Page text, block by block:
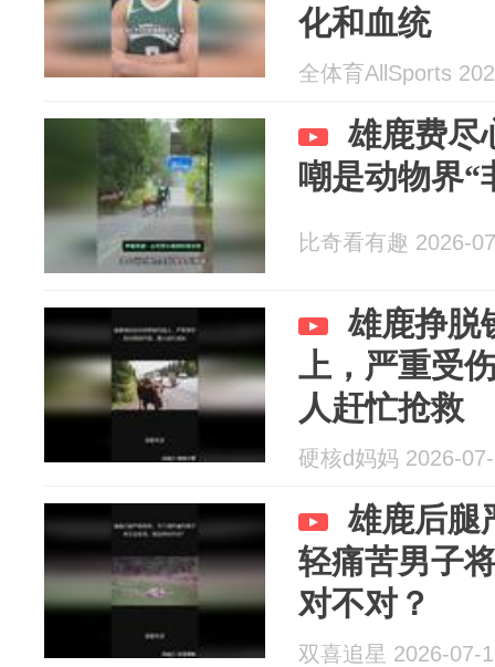
化和血统
全体育AllSports
雄鹿费尽
嘲是动物界“
比奇看有趣 2026-
雄鹿挣脱
上，严重受
人赶忙抢救
硬核d妈妈 2026-
雄鹿后腿
轻痛苦男子
对不对？
双喜追星 2026-07-